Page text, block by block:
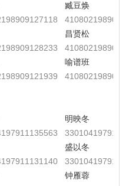
臧豆焕
昌贤松
喻谱班
明映冬
盛以冬
钟雁蓉